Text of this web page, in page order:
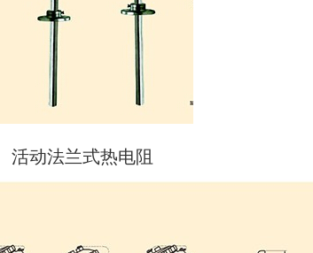
活动法兰式热电阻